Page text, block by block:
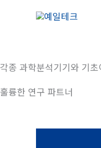
건
뛰
각종 과학분석기기와 기
훌륭한 연구 파트너